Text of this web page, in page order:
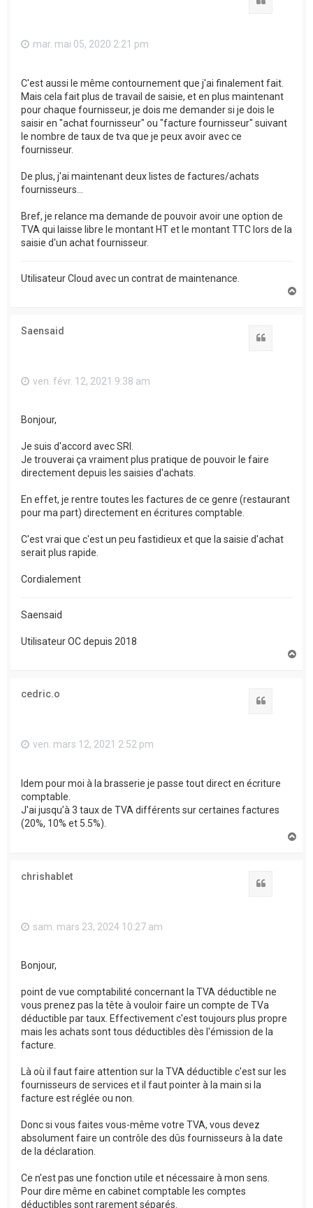
mar. mai 05, 2020 2:21 pm
C'est aussi le même contournement que j'ai finalement fait.
Mais cela fait plus de travail de saisie, et en plus maintenant
pour chaque fournisseur, je dois me demander si je dois le
saisir en "achat fournisseur" ou "facture fournisseur" suivant
le nombre de taux de tva que je peux avoir avec ce
fournisseur.
De plus, j'ai maintenant deux listes de factures/achats
fournisseurs...
Bref, je relance ma demande de pouvoir avoir une option de
TVA qui laisse libre le montant HT et le montant TTC lors de la
saisie d'un achat fournisseur.
Utilisateur Cloud avec un contrat de maintenance.
Saensaid
ven. févr. 12, 2021 9:38 am
Bonjour,
Je suis d'accord avec SRI.
Je trouverai ça vraiment plus pratique de pouvoir le faire
directement depuis les saisies d'achats.
En effet, je rentre toutes les factures de ce genre (restaurant
pour ma part) directement en écritures comptable.
C'est vrai que c'est un peu fastidieux et que la saisie d'achat
serait plus rapide.
Cordialement
Saensaid
Utilisateur OC depuis 2018
cedric.o
ven. mars 12, 2021 2:52 pm
Idem pour moi à la brasserie je passe tout direct en écriture
comptable.
J'ai jusqu’à 3 taux de TVA différents sur certaines factures
(20%, 10% et 5.5%).
chrishablet
sam. mars 23, 2024 10:27 am
Bonjour,
point de vue comptabilité concernant la TVA déductible ne
vous prenez pas la tête à vouloir faire un compte de TVa
déductible par taux. Effectivement c'est toujours plus propre
mais les achats sont tous déductibles dès l'émission de la
facture.
Là où il faut faire attention sur la TVA déductible c'est sur les
fournisseurs de services et il faut pointer à la main si la
facture est réglée ou non.
Donc si vous faites vous-même votre TVA, vous devez
absolument faire un contrôle des dûs fournisseurs à la date
de la déclaration.
Ce n'est pas une fonction utile et nécessaire à mon sens.
Pour dire même en cabinet comptable les comptes
déductibles sont rarement séparés.